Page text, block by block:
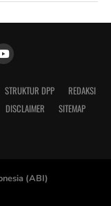
STRUKTUR DPP
REDAKSI
DISCLAIMER
SITEMAP
(ABI)